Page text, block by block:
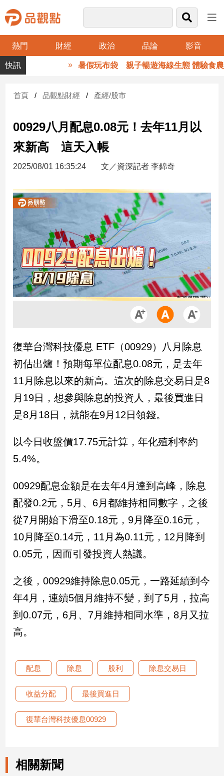
熱門 財經 政治 品論 影音
品
觀
財
台
財
新
產
經/
市
房
地
產
政
治
政
治
焦
品
點
民
調
會
焦
觀
兩
岸/
國
際
社
方
新
冠
病
毒
南
暑假玩布袋 親子暢遊海線生態 體驗食農
首頁 品觀點財經 產經/股市
00929八月配息0.08元！去年11月以
來新高 這天入帳
2025/08/01 16:35:24 文／資深記者 李錦奇
復華台灣科技優息 ETF（00929）八月除息
初估出爐！預期每單位配息0.08元，是去年
11月除息以來的新高。這次的除息交易日是8
月19日，想參與除息的投資人，最後買進日
是8月18日，就能在9月12日領錢。
以今日收盤價17.75元計算，年化殖利率約
5.4%。
00929配息金額是在去年4月達到高峰，除息
配發0.2元，5月、6月都維持相同數字，之後
從7月開始下滑至0.18元，9月降至0.16元，
10月降至0.14元，11月為0.11元，12月降到
0.05元，因而引發投資人熱議。
之後，00929維持除息0.05元，一路延續到今
年4月，連續5個月維持不變，到了5月，拉高
到0.07元，6月、7月維持相同水準，8月又拉
高。
配息 除息 股利 除息交易日
收益分配 最後買進日
復華台灣科技優息00929
相關新聞